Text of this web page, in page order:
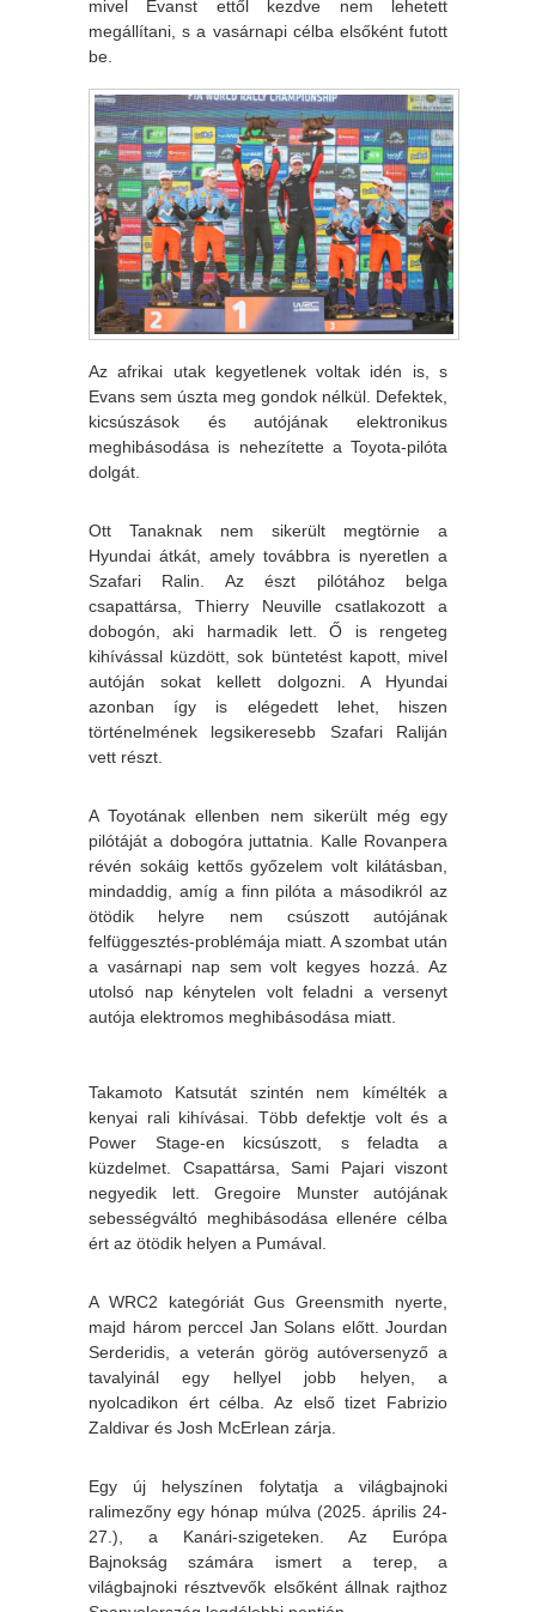
mivel Evanst ettől kezdve nem lehetett
megállítani, s a vasárnapi célba elsőként futott
be.
Az afrikai utak kegyetlenek voltak idén is, s
Evans sem úszta meg gondok nélkül. Defektek,
kicsúszások és autójának elektronikus
meghibásodása is nehezítette a Toyota-pilóta
dolgát.
Ott Tanaknak nem sikerült megtörnie a
Hyundai átkát, amely továbbra is nyeretlen a
Szafari Ralin. Az észt pilótához belga
csapattársa, Thierry Neuville csatlakozott a
dobogón, aki harmadik lett. Ő is rengeteg
kihívással küzdött, sok büntetést kapott, mivel
autóján sokat kellett dolgozni. A Hyundai
azonban így is elégedett lehet, hiszen
történelmének legsikeresebb Szafari Raliján
vett részt.
A Toyotának ellenben nem sikerült még egy
pilótáját a dobogóra juttatnia. Kalle Rovanpera
révén sokáig kettős győzelem volt kilátásban,
mindaddig, amíg a finn pilóta a másodikról az
ötödik helyre nem csúszott autójának
felfüggesztés-problémája miatt. A szombat után
a vasárnapi nap sem volt kegyes hozzá. Az
utolsó nap kénytelen volt feladni a versenyt
autója elektromos meghibásodása miatt.
Takamoto Katsutát szintén nem kímélték a
kenyai rali kihívásai. Több defektje volt és a
Power Stage-en kicsúszott, s feladta a
küzdelmet. Csapattársa, Sami Pajari viszont
negyedik lett. Gregoire Munster autójának
sebességváltó meghibásodása ellenére célba
ért az ötödik helyen a Pumával.
A WRC2 kategóriát Gus Greensmith nyerte,
majd három perccel Jan Solans előtt. Jourdan
Serderidis, a veterán görög autóversenyző a
tavalyinál egy hellyel jobb helyen, a
nyolcadikon ért célba. Az első tizet Fabrizio
Zaldivar és Josh McErlean zárja.
Egy új helyszínen folytatja a világbajnoki
ralimezőny egy hónap múlva (2025. április 24-
27.), a Kanári-szigeteken. Az Európa
Bajnokság számára ismert a terep, a
világbajnoki résztvevők elsőként állnak rajthoz